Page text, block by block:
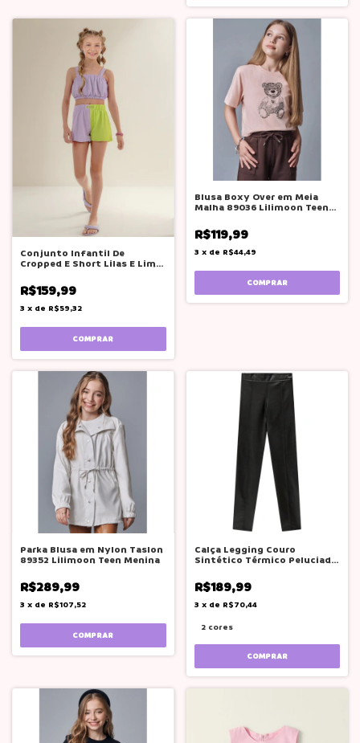
Conjunto Infantil De
Cropped E Short Lilas E Lima
R$159,99
3 x de R$59,32
COMPRAR
Blusa Boxy Over em Meia
Malha 89036 Lilimoon Teen
R$119,99
3 x de R$44,49
COMPRAR
Parka Blusa em Nylon Taslon
89352 Lilimoon Teen Menina
R$289,99
3 x de R$107,52
COMPRAR
Calça Legging Couro
Sintético Térmico Peluciado
R$189,99
3 x de R$70,44
2 cores
COMPRAR